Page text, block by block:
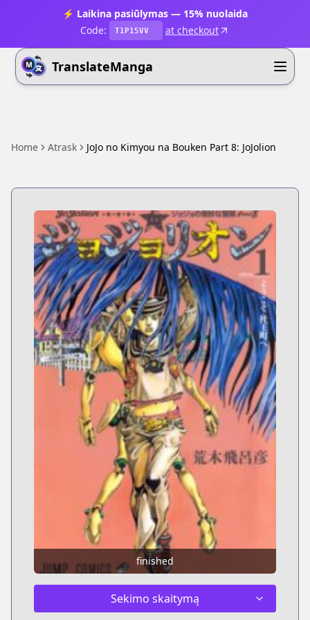
⚡ Laikina pasiūlymas — 15% nuolaida
Code:
T1P15VV at checkout
TranslateManga
Home Atrask JoJo no Kimyou na Bouken Part 8: JoJolion
finished
Sekimo skaitymą